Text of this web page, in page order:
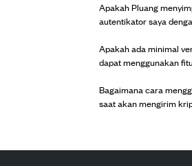
Apakah Pluang
autentikator saya
Apakah ada minimal
dapat menggunakan
Bagaimana cara
saat akan mengirim